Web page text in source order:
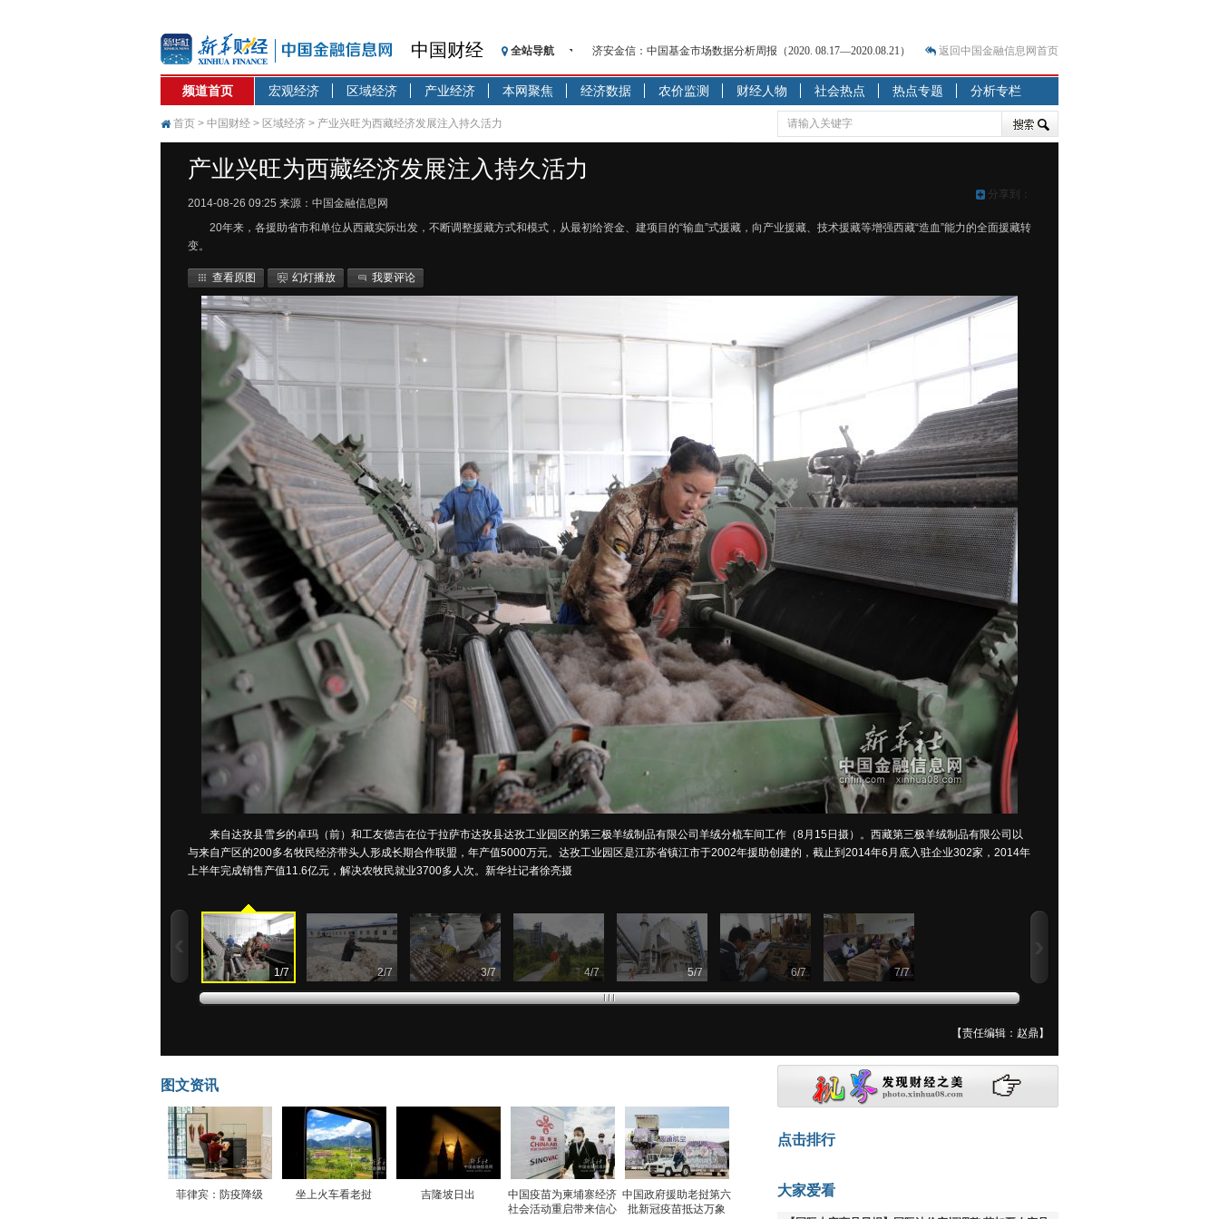
中国财经 全站导航
济安金信：中国基金市场数据分析周报（2020. 08.17—2020.08.21）
【见·闻】疫情下，新加坡旅游业步履维艰
记者手记：疫情下的香港零售业如何浴火重生？
【见·闻】疫情下一家香港传统零售商的转型突围之旅
济安金信：中国基金市场数据分析周报（2020. 07.27—2020.07.31）
返回中国金融信息网首页
频道首页 宏观经济 区域经济 产业经济 本网聚焦 经济数据 农价监测 财经人物 社会热点 热点专题 分析专栏
首页 > 中国财经 > 区域经济 > 产业兴旺为西藏经济发展注入持久活力
产业兴旺为西藏经济发展注入持久活力
2014-08-26 09:25 来源：中国金融信息网
分享到：
20年来，各援助省市和单位从西藏实际出发，不断调整援藏方式和模式，从最初给资金、建项目的“输血”式援藏，向产业援藏、技术援藏等增强西藏“造血”能力的全面援藏转
变。
查看原图 幻灯播放 我要评论
来自达孜县雪乡的卓玛（前）和工友德吉在位于拉萨市达孜县达孜工业园区的第三极羊绒制品有限公司羊绒分梳车间工作（8月15日摄）。西藏第三极羊绒制品有限公司以
与来自产区的200多名牧民经济带头人形成长期合作联盟，年产值5000万元。达孜工业园区是江苏省镇江市于2002年援助创建的，截止到2014年6月底入驻企业302家，2014年
上半年完成销售产值11.6亿元，解决农牧民就业3700多人次。新华社记者徐亮摄
1/7 2/7 3/7 4/7 5/7 6/7 7/7
【责任编辑：赵鼎】
图文资讯
菲律宾：防疫降级 坐上火车看老挝 吉隆坡日出
中国疫苗为柬埔寨经济
社会活动重启带来信心
中国政府援助老挝第六
批新冠疫苗抵达万象
点击排行
大家爱看